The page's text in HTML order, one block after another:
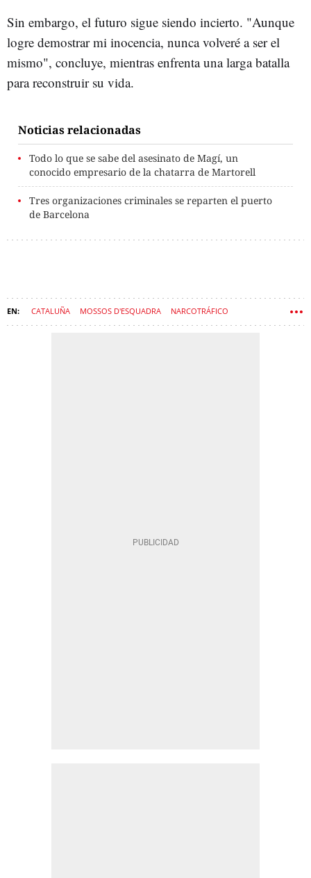
Sin embargo, el futuro sigue siendo incierto. "Aunque
logre demostrar mi inocencia, nunca volveré a ser el
mismo", concluye, mientras enfrenta una larga batalla
para reconstruir su vida.
Noticias relacionadas
Todo lo que se sabe del asesinato de Magí, un
conocido empresario de la chatarra de Martorell
Tres organizaciones criminales se reparten el puerto
de Barcelona
CATALUÑA MOSSOS D'ESQUADRA NARCOTRÁFICO